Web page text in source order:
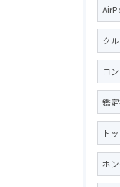
ク
コ
鑑
ト
ホ